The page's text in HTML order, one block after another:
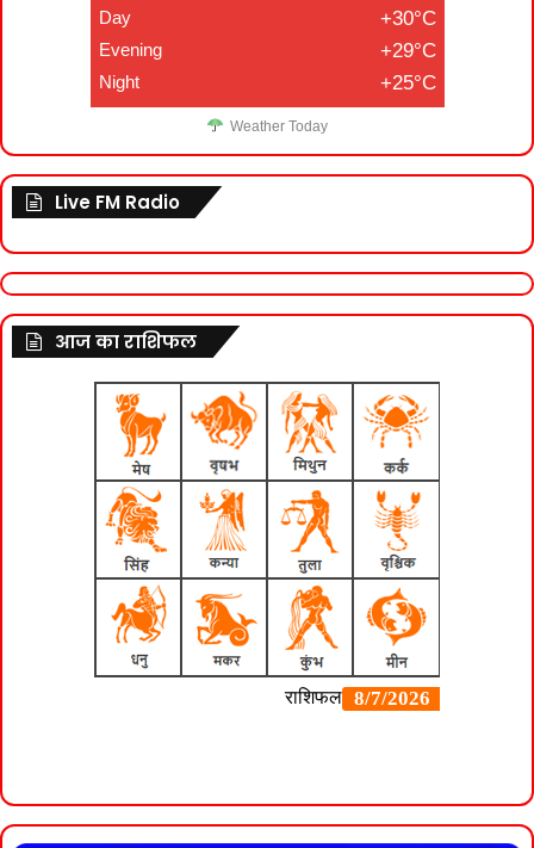
Day +30°C
Evening +29°C
Night +25°C
Weather Today
Live FM Radio
आज का राशिफल